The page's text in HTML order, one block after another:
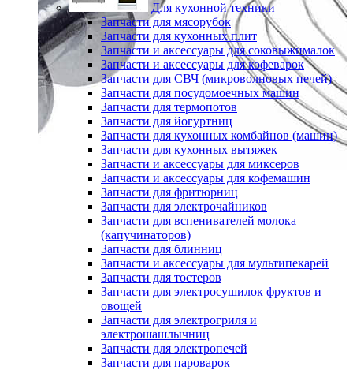
Для кухонной техники
Запчасти для мясорубок
Запчасти для кухонных плит
Запчасти и аксессуары для соковыжималок
Запчасти и аксессуары для кофеварок
Запчасти для СВЧ (микроволновых печей)
Запчасти для посудомоечных машин
Запчасти для термопотов
Запчасти для йогуртниц
Запчасти для кухонных комбайнов (машин)
Запчасти для кухонных вытяжек
Запчасти и аксессуары для миксеров
Запчасти и аксессуары для кофемашин
Запчасти для фритюрниц
Запчасти для электрочайников
Запчасти для вспенивателей молока
(капучинаторов)
Запчасти для блинниц
Запчасти и аксессуары для мультипекарей
Запчасти для тостеров
Запчасти для электросушилок фруктов и
овощей
Запчасти для электрогриля и
электрошашлычниц
Запчасти для электропечей
Запчасти для пароварок